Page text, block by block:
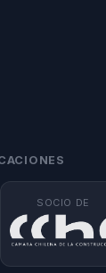
SOCIO DE